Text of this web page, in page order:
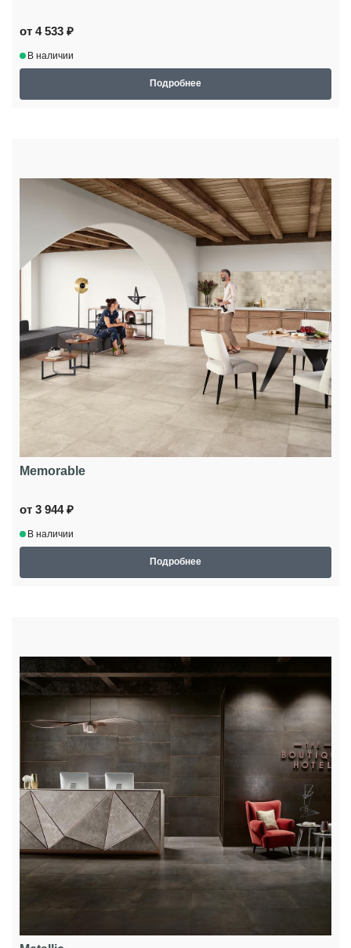
от 4 533 ₽
В наличии
Подробнее
Memorable
от 3 944 ₽
В наличии
Подробнее